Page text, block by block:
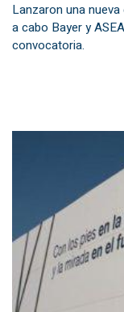
Lanzaron una
a cabo Bayer y
convocatoria.